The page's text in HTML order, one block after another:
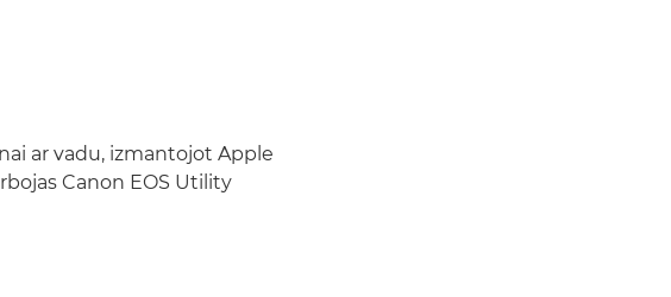
ar vadu, izmantojot Apple
Canon EOS Utility